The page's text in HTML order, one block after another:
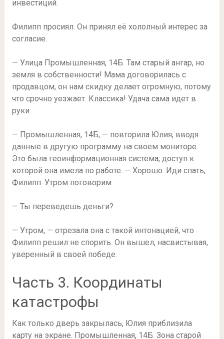
инвестиций.
Филипп просиял. Он принял её хололный интерес за
согласие.
— Улица Промышленная, 14Б. Там старый ангар, но
земля в собственности! Мама договорилась с
продавцом, он нам скидку делает огромную, потому
что срочно уезжает. Классика! Удача сама идет в
руки.
— Промышленная, 14Б, — повторила Юлия, вводя
данные в другую программу на своем мониторе.
Это была геоинформационная система, доступ к
которой она имела по работе. — Хорошо. Иди спать,
Филипп. Утром поговорим.
— Ты переведешь деньги?
— Утром, — отрезала она с такой интонацией, что
Филипп решил не спорить. Он вышел, насвистывая,
уверенный в своей победе.
Часть 3. Координаты
катастрофы
Как только дверь закрылась, Юлия приблизила
карту на экране. Промышленная, 14Б. Зона старой